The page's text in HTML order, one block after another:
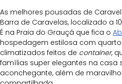
As melhores pousadas de
Barra de Caravelas, localizado a
É na Praia do Grauçá que fica o
hospedagem estilosa com
climatizados feitos de container,
famílias super elegantes na casa
aconchegante, além de